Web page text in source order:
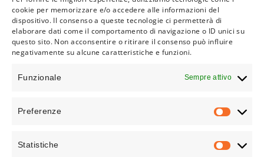
cookie per memorizzare e/o accedere alle informazioni del
dispositivo. Il consenso a queste tecnologie ci permetterà di
elaborare dati come il comportamento di navigazione o ID unici su
questo sito. Non acconsentire o ritirare il consenso può influire
negativamente su alcune caratteristiche e funzioni.
Funzionale Sempre attivo
Preferenze
Statistiche
Capo Officina